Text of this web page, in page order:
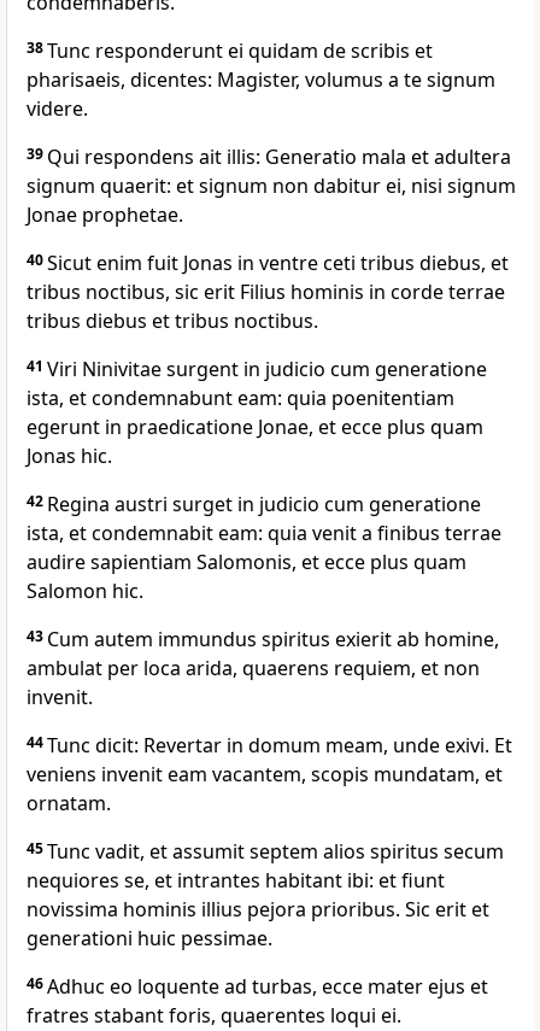
38Tunc responderunt ei quidam de scribis et
pharisaeis, dicentes: Magister, volumus a te signum
videre.
39 Qui respondens ait illis: Generatio mala et adultera
signum quaerit: et signum non dabitur ei, nisi signum
Jonae prophetae.
40Sicut enim fuit Jonas in ventre ceti tribus diebus, et
tribus noctibus, sic erit Filius hominis in corde terrae
tribus diebus et tribus noctibus.
41 Viri Ninivitae surgent in judicio cum generatione
ista, et condemnabunt eam: quia poenitentiam
egerunt in praedicatione Jonae, et ecce plus quam
Jonas hic.
42 Regina austri surget in judicio cum generatione
ista, et condemnabit eam: quia venit a finibus terrae
audire sapientiam Salomonis, et ecce plus quam
Salomon hic.
43 Cum autem immundus spiritus exierit ab homine,
ambulat per loca arida, quaerens requiem, et non
invenit.
44Tunc dicit: Revertar in domum meam, unde exivi. Et
veniens invenit eam vacantem, scopis mundatam, et
ornatam.
45Tunc vadit, et assumit septem alios spiritus secum
nequiores se, et intrantes habitant ibi: et fiunt
novissima hominis illius pejora prioribus. Sic erit et
generationi huic pessimae.
46Adhuc eo loquente ad turbas, ecce mater ejus et
fratres stabant foris, quaerentes loqui ei.